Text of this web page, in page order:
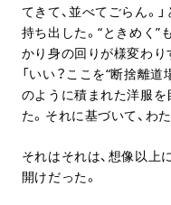
てきて、並べてごらん。
持ち出した。“ときめく”
かり身の回りが様変わり
「いい？ここを“断捨離
のように積まれた洋服を
た。それに基づいて、わ
それはそれは、想像以上
開けだった。